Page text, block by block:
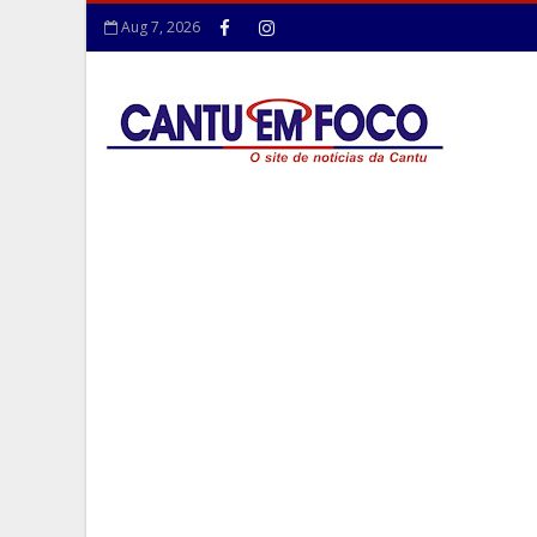
Aug 7, 2026